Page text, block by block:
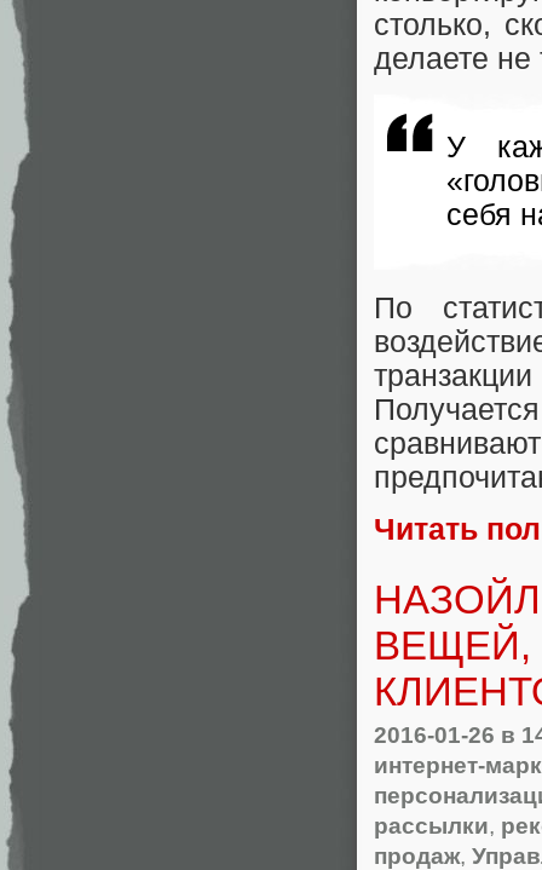
столько,
делаете не
У
себя
По
Читать
ВЕЩЕЙ,
2016-01-26 в
интернет-
рассылки,
продаж,